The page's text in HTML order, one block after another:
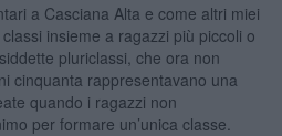
a Casciana Alta e come altri miei
insieme a ragazzi più piccoli o
pluriclassi, che ora non
cinquanta rappresentavano una
quando i ragazzi non
per formare un’unica classe.